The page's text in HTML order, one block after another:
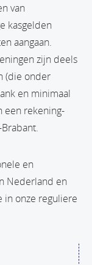
van
kasgelden
aangaan.
zijn deels
(die onder
en minimaal
een rekening-
en
Nederland en
in onze reguliere